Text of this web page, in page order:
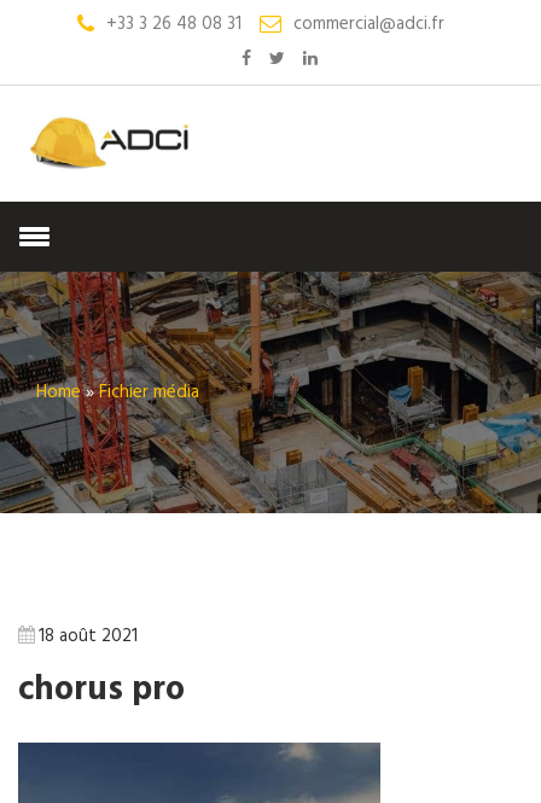
+33 3 26 48 08 31 commercial@adci.fr
Home»Fichier média
18 août 2021
chorus pro